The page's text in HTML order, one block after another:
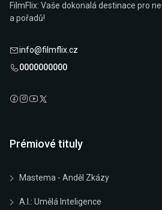
FilmFlix: Vaše dokonalá destinace pro
a pořadů!
info@filmflix.cz
0000000000
Prémiové tituly
Mastema - Anděl Zkázy
A.I.: Umělá Inteligence